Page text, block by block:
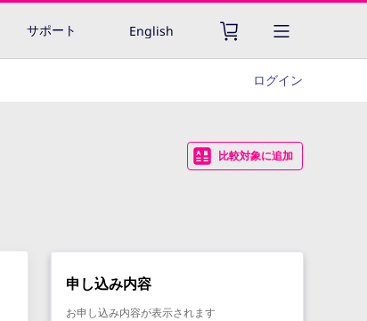
サポート English
ログイン
比較対象に追加
申し込み内容
お申し込み内容が表示されます